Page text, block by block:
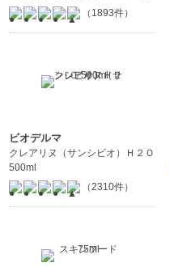
（1893件）
ビオデルマ
クレアリヌ（サンシビオ）Ｈ２Ｏ
500ml
（2310件）